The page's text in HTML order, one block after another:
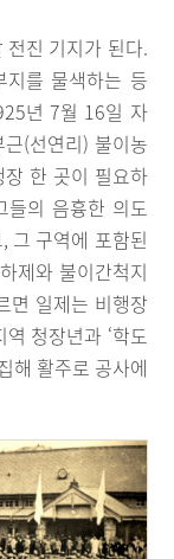
진 기지가 된다.
를 물색하는 등
년 7월 16일 자
(선연리) 불이농
한 곳이 필요하
들의 음흉한 의도
그 구역에 포함된
제와 불이간척지
면 일제는 비행장
청장년과 ‘학도
해 활주로 공사에